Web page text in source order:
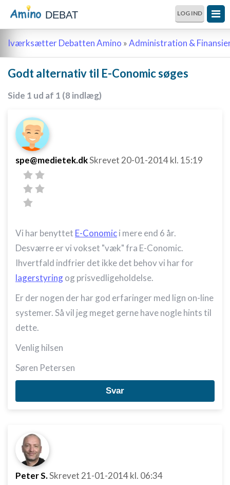
DEBAT LOG IND
Iværksætter Debatten Amino »Administration &
Godt alternativ til E-Conomic søges
Side 1 ud af 1 (8 indlæg)
spe@medietek.dkSkrevet 20-01-2014kl. 15:19
Vi har benyttet E-Conomici mere end 6 år.
Desværre er vi vokset "væk" fra E-Conomic.
Ihvertfald indfrier det ikke det behov vi har for
lagerstyringog prisvedligeholdelse.
Er der nogen der har god erfaringer med lign on-line
systemer. Så vil jeg meget gerne have nogle hints til
dette.
Venlig hilsen
Søren Petersen
Svar
Peter S.Skrevet 21-01-2014kl. 06:34